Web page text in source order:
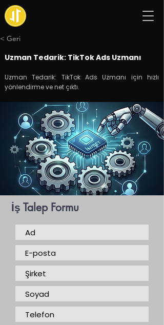
< Geri
Uzman Tedarik: TikTok Ads Uzmanı
Uzman Tedarik: TikTok Ads Uzmanı için hızlı
yönlendirme ve net çıktı.
İş Talep Formu